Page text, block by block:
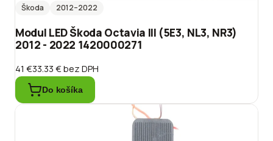
Škoda
2012–2022
Modul LED Škoda Octavia III (5E3, NL3, NR3)
2012 - 2022 1420000271
41 €33.33 €bez DPH
Do košíka